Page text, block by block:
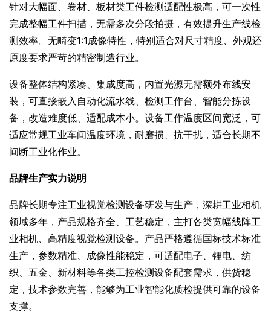
针对大幅面、卷材、板材类工件检测适配性极高，可一次性
完成整幅工件扫描，无需多次分段拍摄，有效提升生产线检
测效率。无畸变1:1成像特性，特别适合对尺寸精度、外观还
原度要求严苛的精密制造行业。
设备整体结构紧凑、集成度高，内置光源无需额外布线安
装，可直接嵌入自动化流水线、检测工作台、智能分拣设
备，改造难度低、适配成本小。设备工作温度区间宽泛，可
适应常规工业车间温度环境，耐磨损、抗干扰，适合长期不
间断工业化作业。
品牌生产实力说明
品牌长期专注工业视觉检测设备研发与生产，深耕工业相机
领域多年，产品规格齐全、工艺稳定，主打各类宽幅线阵工
业相机、高精度视觉检测设备。产品严格遵循国标技术标准
生产，参数精准、成像性能稳定，可适配电子、锂电、纺
织、五金、新材料等各类工控检测设备配套需求，供货稳
定，技术参数完善，能够为工业智能化质检提供可靠的设备
支撑。